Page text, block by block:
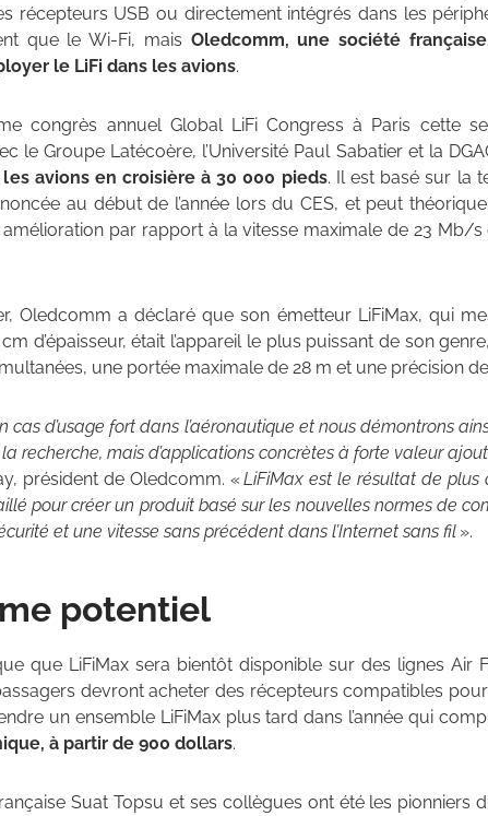
récepteurs USB ou directement intégrés dans les
que le Wi-Fi, mais Oledcomm, une société
le LiFi dans les avions.
congrès annuel Global LiFi Congress à Paris cette
le Groupe Latécoère, l’Université Paul Sabatier et la
avions en croisière à 30 000 pieds. Il est basé sur la
au début de l’année lors du CES, et peut
par rapport à la vitesse maximale de 23 Mb/
Oledcomm a déclaré que son émetteur LiFiMax, qui
d’épaisseur, était l’appareil le plus puissant de son
une portée maximale de 28 m et une précision
cas d’usage fort dans l’aéronautique et nous démontrons
recherche, mais d’applications concrètes à forte valeur
président de Oledcomm. «LiFiMax est le résultat de plus
pour créer un produit basé sur les nouvelles normes de
et une vitesse sans précédent dans l’Internet sans fil ».
potentiel
que LiFiMax sera bientôt disponible sur des lignes Air
devront acheter des récepteurs compatibles
un ensemble LiFiMax plus tard dans l’année qui
à partir de 900 dollars.
Suat Topsu et ses collègues ont été les pionniers